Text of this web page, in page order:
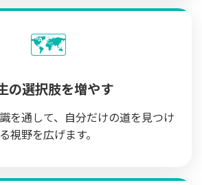
🗺️
の選択肢を増やす
を通して、自分だけの道を見つけ
る視野を広げます。